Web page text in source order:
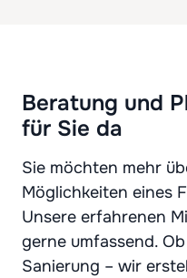
Beratung und
für Sie da
Sie möchten mehr
Möglichkeiten eines
Unsere erfahrenen
gerne umfassend.
Sanierung – wir